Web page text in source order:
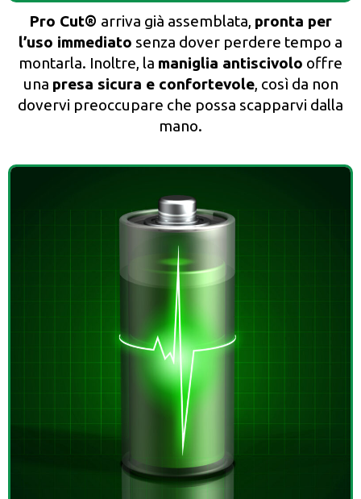
Pro Cut® arriva già assemblata, pronta per
l’uso immediato senza dover perdere tempo a
montarla. Inoltre, la maniglia antiscivolo offre
una presa sicura e confortevole, così da non
dovervi preoccupare che possa scapparvi dalla
mano.